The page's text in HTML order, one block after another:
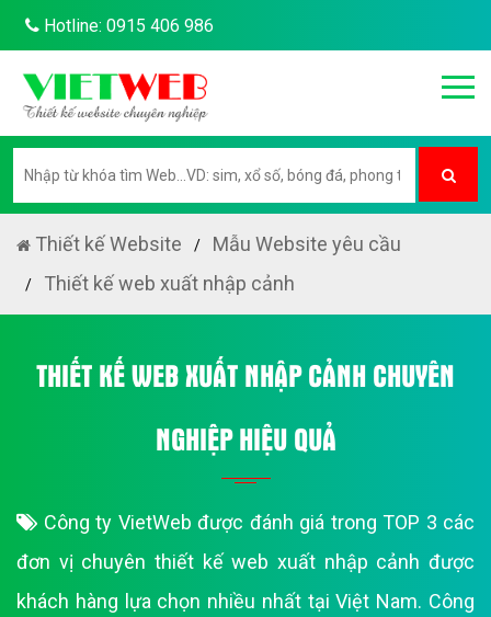
Hotline: 0915 406 986
Thiết kế Website
Mẫu Website yêu cầu
Thiết kế web xuất nhập cảnh
THIẾT KẾ WEB XUẤT NHẬP CẢNH CHUYÊN
NGHIỆP HIỆU QUẢ
Công ty VietWeb được đánh giá trong TOP 3 các
đơn vị chuyên thiết kế web xuất nhập cảnh được
khách hàng lựa chọn nhiều nhất tại Việt Nam. Công